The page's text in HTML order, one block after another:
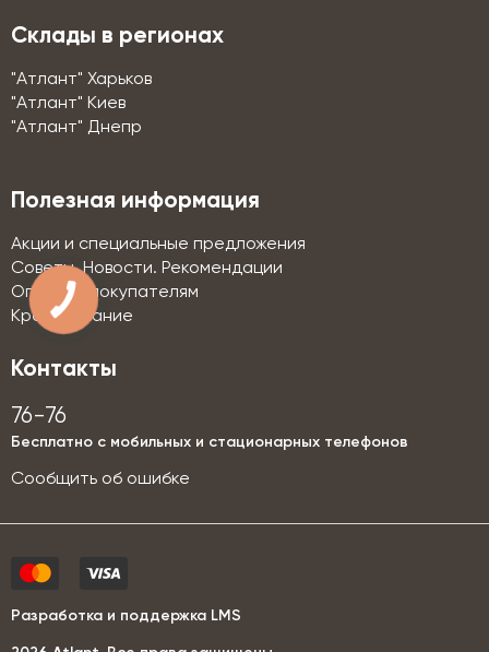
Склады в регионах
"Атлант" Харьков
"Атлант" Киев
"Атлант" Днепр
Полезная информация
Акции и специальные предложения
Советы. Новости. Рекомендации
Оптовым покупателям
Кредитование
Контакты
76-76
Бесплатно с мобильных и стационарных телефонов
Сообщить об ошибке
Разработка и поддержка LMS